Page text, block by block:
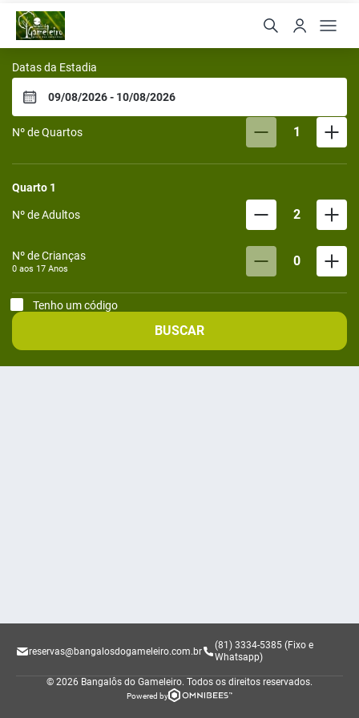
Bangalôs do Gameleiro
Datas da Estadia
Nº de Quartos 1
Quarto 1
Nº de Adultos 2
Nº de Crianças
0 aos 17 Anos 0
Tenho um código
BUSCAR
reservas@bangalosdogameleiro.com.br
(81) 3334-5385 (Fixo e
Whatsapp)
© 2026 Bangalôs do Gameleiro. Todos os direitos reservados.
Powered by